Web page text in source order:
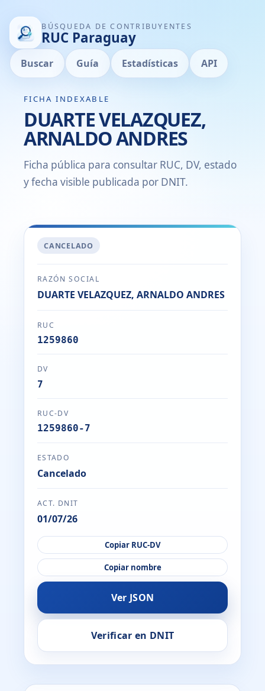
BÚSQUEDA DE CONTRIBUYENTES
RUC Paraguay
Buscar Guía Estadísticas API
FICHA INDEXABLE
DUARTE VELAZQUEZ,
ARNALDO ANDRES
Ficha pública para consultar RUC, DV, estado
y fecha visible publicada por DNIT.
CANCELADO
RAZÓN SOCIAL
DUARTE VELAZQUEZ, ARNALDO ANDRES
RUC
1259860
DV
7
RUC-DV
1259860-7
ESTADO
Cancelado
ACT. DNIT
01/07/26
Copiar RUC-DV
Copiar nombre
Ver JSON
Verificar en DNIT